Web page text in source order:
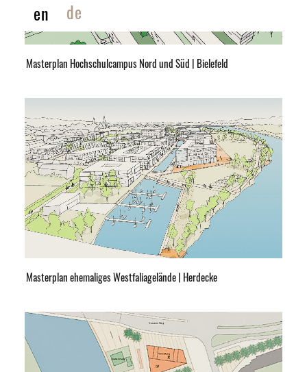
en de
Masterplan Hochschulcampus Nord und Süd | Bielefeld
Masterplan ehemaliges Westfaliagelände | Herdecke